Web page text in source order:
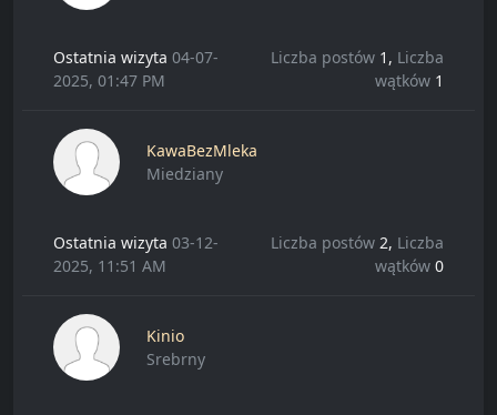
Ostatnia wizyta 04-07-
2025, 01:47 PM
Liczba postów 1, Liczba
wątków 1
KawaBezMleka
Miedziany
Ostatnia wizyta 03-12-
2025, 11:51 AM
Liczba postów 2, Liczba
wątków 0
Kinio
Srebrny